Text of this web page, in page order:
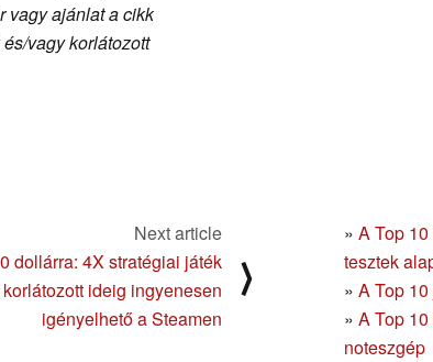
vagy ajánlat a cikk
vagy korlátozott
» A Top
tesztek
» A Top
» A Top
noteszgép
Next article
dollárra: 4X stratégiai játék
korlátozott ideig ingyenesen
igényelhető a Steamen
⟩